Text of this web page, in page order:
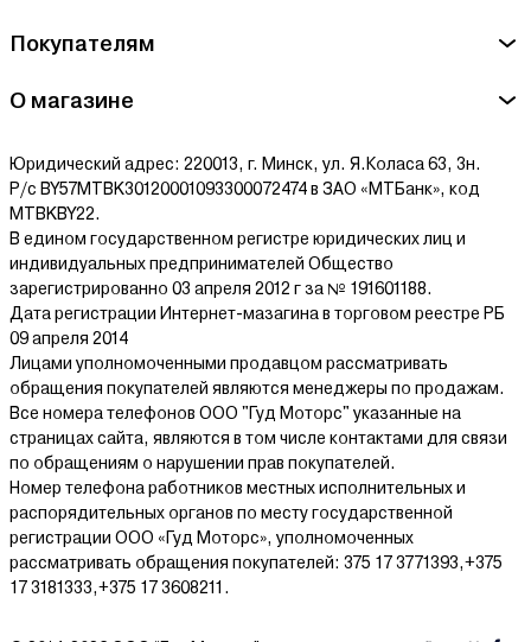
Покупателям
О магазине
Юридический адрес: 220013, г. Минск, ул. Я.Коласа 63, 3н.
Р/с BY57MTBK30120001093300072474 в ЗАО «МТБанк», код
MTBKBY22.
В едином государственном регистре юридических лиц и
индивидуальных предпринимателей Общество
зарегистрированно 03 апреля 2012 г за № 191601188.
Дата регистрации Интернет-мазагина в торговом реестре РБ
09 апреля 2014
Лицами уполномоченными продавцом рассматривать
обращения покупателей являются менеджеры по продажам.
Все номера телефонов ООО "Гуд Моторс" указанные на
страницах сайта, являются в том числе контактами для связи
по обращениям о нарушении прав покупателей.
Номер телефона работников местных исполнительных и
распорядительных органов по месту государственной
регистрации ООО «Гуд Моторс», уполномоченных
рассматривать обращения покупателей: 375 17 3771393,+375
17 3181333,+375 17 3608211.